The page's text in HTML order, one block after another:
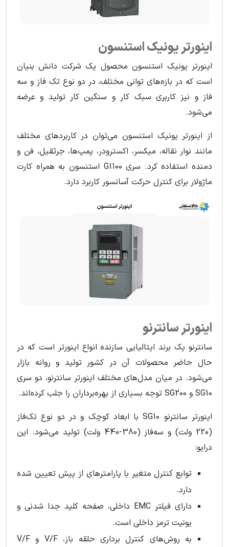
اینورتر یونیک استنسون
اینورتر یونیک استنسون محصول یک شرکت دانش بنیان
است که در بازه‌های توانی مختلف، در دو نوع تک فاز و سه
فاز و نیز کاربری سبک کار و سنگین کار تولید و عرضه
می‌شود.
از اینورتر یونیک استنسون می‌توان در کاربردهای مختلف
مانند نوار نقاله، میکسر، اکسترودر، پمپ‌ها، جرثقیل، فن و
دمنده استفاده کرد. سری G1100 استنسون به همراه کارت
ماژولار برای کنترل حرکت آسانسور کاربرد دارد.
اینورتر سانترنو
سانترنو یک برند ایتالیایی سازنده انواع اینورتر است که در
حال حاضر محصولات آن در کشور تولید و روانه بازار
می‌شود. در میان مدل‌های مختلف اینورتر سانترنو، دو سری
SG10 و SG200 توجه بسیاری از بهره‌برداران را جلب کرده‌اند.
اینورتر سانترنو SG10 با ابعاد کوچک و در دو نوع تک‌فاز
(220 ولت) و سه‌فاز (380-440 ولت) تولید می‌شود. این
درایو:
توابع کنترل متغیر با پارامترهای از پیش تعیین شده
دارد.
دارای فیلتر EMC داخلی، صفحه کلید جدا شدنی و
یونیت ترمز داخلی است.
به روش‌های کنترل برداری حلقه باز، V/F و V/F